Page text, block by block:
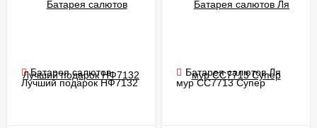
Батарея салютов
Лучший подарок НФ7132
Батарея салютов Ля
мур CC7713 Супер